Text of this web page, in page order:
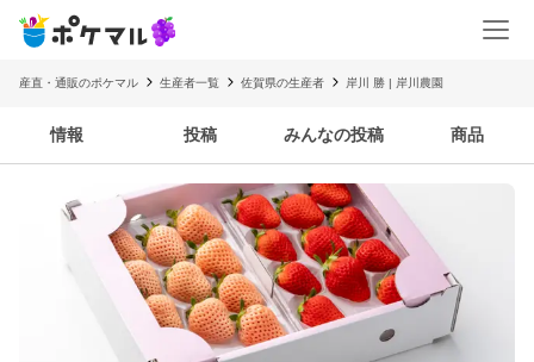
産直・通販のポケマル 生産者一覧 佐賀県の生産者 岸川 勝 | 岸川農園
情報 投稿 みんなの投稿 商品